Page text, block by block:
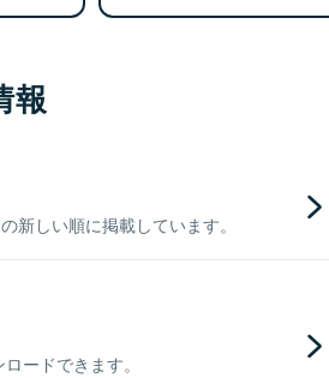
報
新しい順に掲載しています。
ードできます。